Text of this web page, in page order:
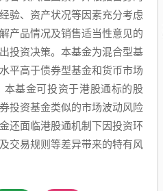
验、资产状况等因素充分考虑
产品情况及销售适当性意见的
投资决策。本基金为混合型基
平高于债券型基金和货币市场
基金可投资于港股通标的股
投资基金类似的市场波动风险
还面临港股通机制下因投资环
交易规则等差异带来的特有风